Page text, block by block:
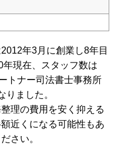
年3月に創業し8年目
現在、スタッフ数は
トナー司法書士事務所
りました。
理の費用を安く抑える
近くになる可能性もあ
さい。